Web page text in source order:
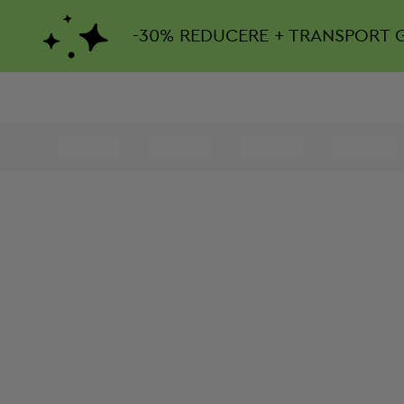
-30% REDUCERE + TRANSPORT